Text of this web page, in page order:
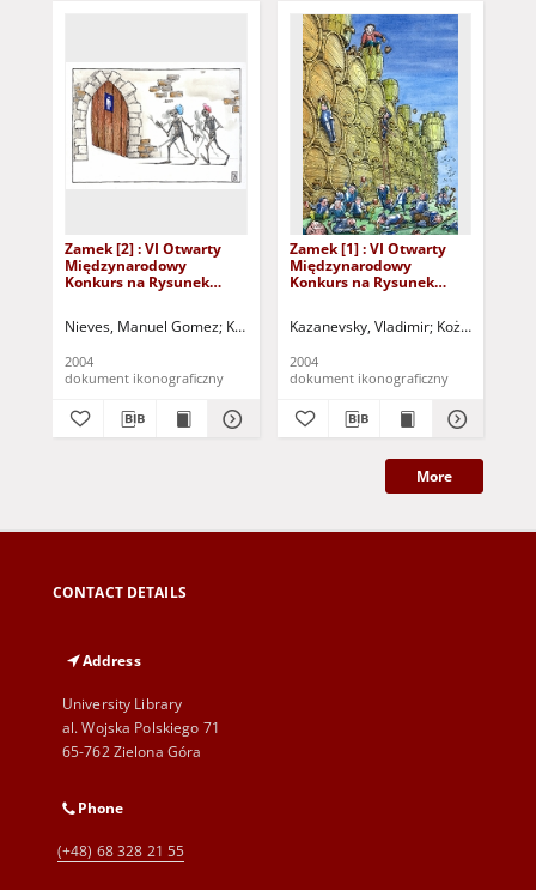
Zamek [2] : VI Otwarty
Międzynarodowy
Konkurs na Rysunek
Nieves, Manuel Gomez Kożuchowski Ośrodek Kultury i Sportu
2004
dokument ikonograficzny
Zamek [1] : VI Otwarty
Międzynarodowy
Konkurs na Rysunek
Kazanevsky, Vladimir Kożuchowski
2004
dokument ikonograficzny
More
CONTACT DETAILS
Address
University Library
al. Wojska Polskiego 71
65-762 Zielona Góra
Phone
(+48) 68 328 21 55